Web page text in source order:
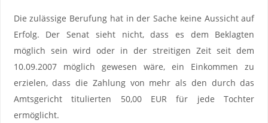
Die zulässige Berufung hat in der Sache keine Aussicht auf
Erfolg. Der Senat sieht nicht, dass es dem Beklagten
möglich sein wird oder in der streitigen Zeit seit dem
10.09.2007 möglich gewesen wäre, ein Einkommen zu
erzielen, dass die Zahlung von mehr als den durch das
Amtsgericht titulierten 50,00 EUR für jede Tochter
ermöglicht.